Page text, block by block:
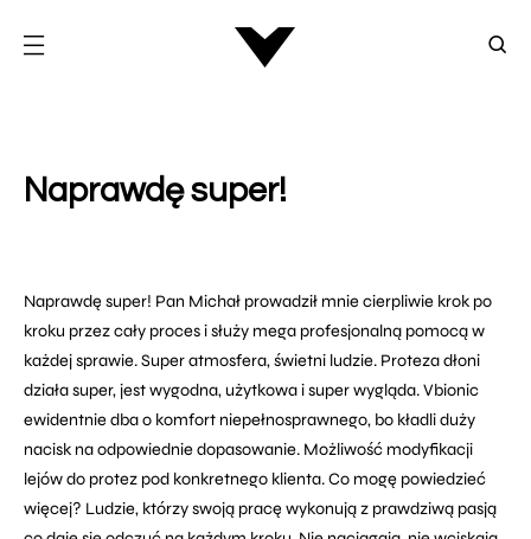
Naprawdę super!
Naprawdę super! Pan Michał prowadził mnie cierpliwie krok po
kroku przez cały proces i służy mega profesjonalną pomocą w
każdej sprawie. Super atmosfera, świetni ludzie. Proteza dłoni
działa super, jest wygodna, użytkowa i super wygląda. Vbionic
ewidentnie dba o komfort niepełnosprawnego, bo kładli duży
nacisk na odpowiednie dopasowanie. Możliwość modyfikacji
lejów do protez pod konkretnego klienta. Co mogę powiedzieć
więcej? Ludzie, którzy swoją pracę wykonują z prawdziwą pasją